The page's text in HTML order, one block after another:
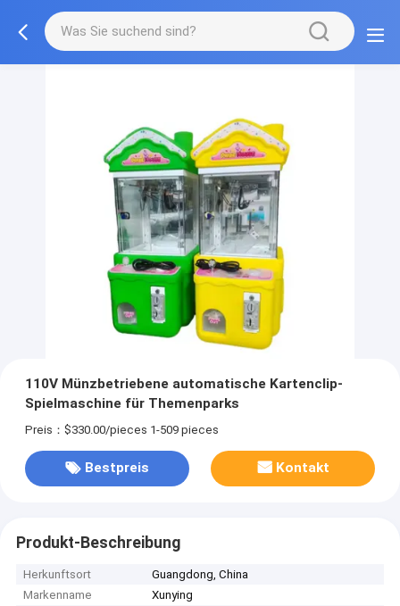
110V Münzbetriebene automatische Kartenclip-
Spielmaschine für Themenparks
Preis：$330.00/pieces 1-509 pieces
Bestpreis Kontakt
Produkt-Beschreibung
Herkunftsort
Guangdong, China
Markenname
Xunying